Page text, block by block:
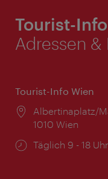
Tourist-Info
Adressen &
Tourist-Info Wien
Ort:
Albertinaplatz/
1010 Wien
Öffnungszeiten:
Täglich 9 - 18 Uhr